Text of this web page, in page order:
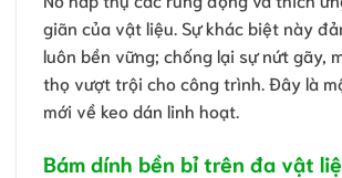
giãn của vật liệu. Sự khác biệt này
luôn bền vững; chống lại sự nứt gãy,
thọ vượt trội cho công trình. Đây là
mới về keo dán linh hoạt.
Bám dính bền bỉ trên đa vật